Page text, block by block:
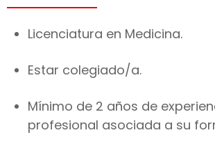
Licenciatura en Medicina.
Estar colegiado/a.
Mínimo de 2 años de
profesional asociada a su